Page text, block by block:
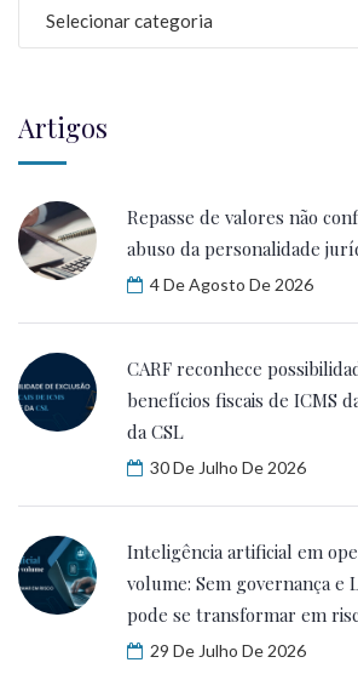
Selecionar categoria
Artigos
Repasse de valores não
abuso da personalidade
4 De Agosto De 2026
CARF reconhece
benefícios fiscais de ICMS
da CSL
30 De Julho De 2026
Inteligência artificial em
volume: Sem governança e
pode se transformar em
29 De Julho De 2026